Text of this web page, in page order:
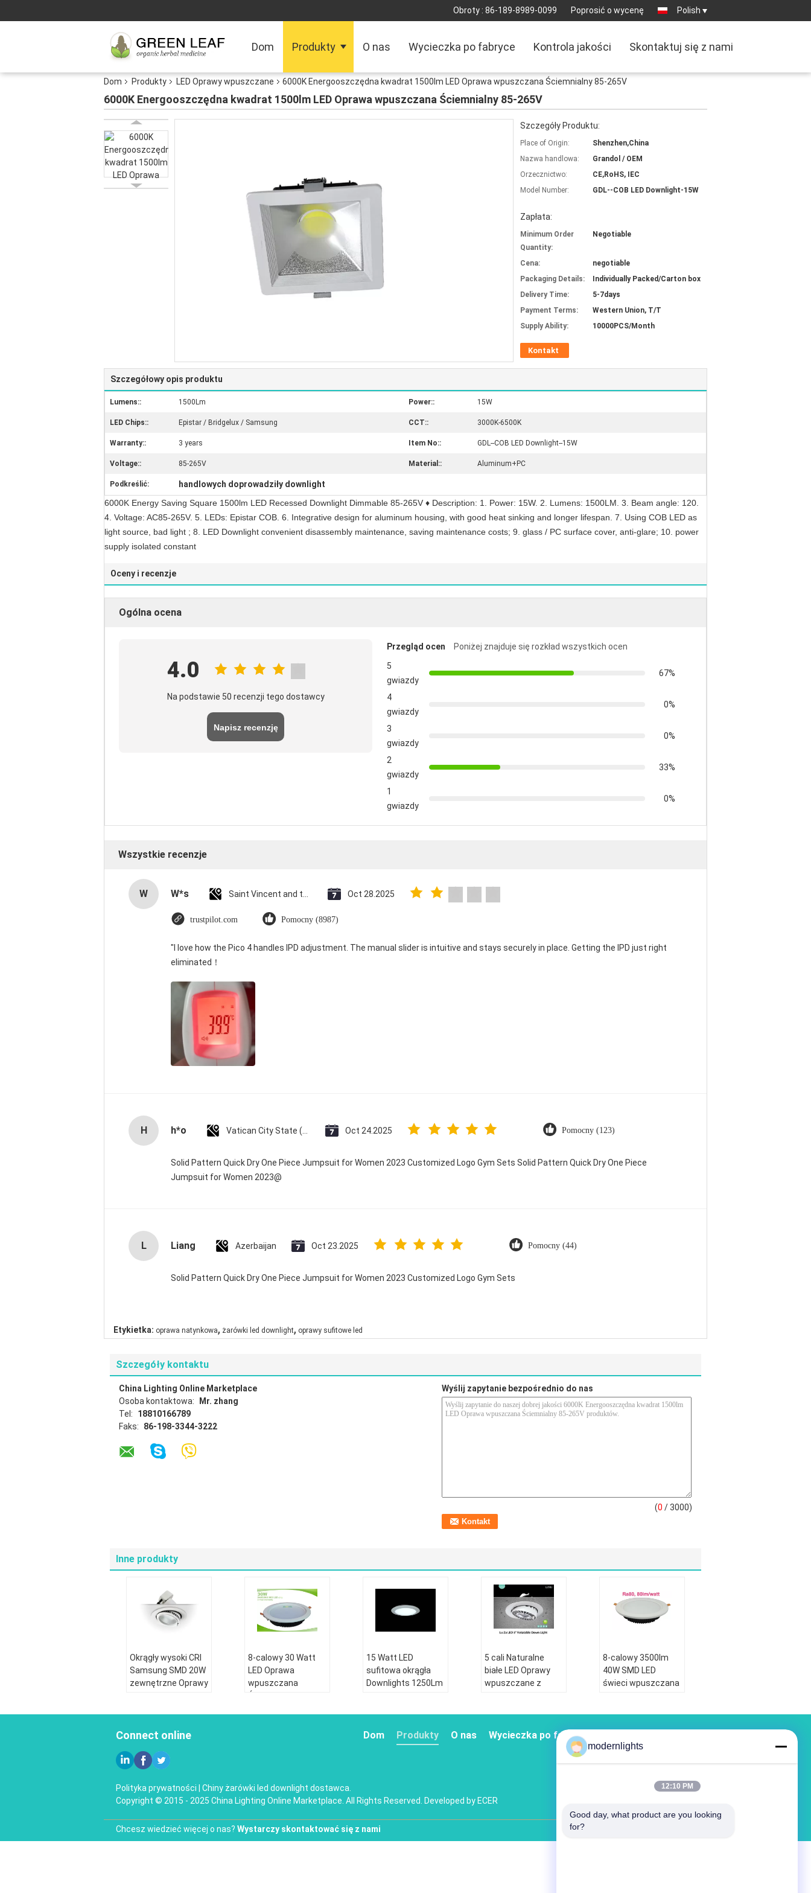
Obroty : 86-189-8989-0099 Poprosić o wycenę Polish
Dom Produkty O nas Wycieczka po fabryce Kontrola jakości Skontaktuj się z nami
Dom Produkty LED Oprawy wpuszczane 6000K Energooszczędna kwadrat 1500lm LED Oprawa wpuszczana Ściemnialny 85-265V
6000K Energooszczędna kwadrat 1500lm LED Oprawa wpuszczana Ściemnialny 85-265V
Szczegóły Produktu:
Place of Origin:
Shenzhen,China
Nazwa handlowa:
Grandol / OEM
Orzecznictwo:
CE,RoHS, IEC
Model Number:
GDL--COB LED Downlight-15W
Zapłata:
Minimum Order
Quantity:
Negotiable
Cena:
negotiable
Packaging Details:
Individually Packed/Carton box
Delivery Time:
5-7days
Payment Terms:
Western Union, T/T
Supply Ability:
10000PCS/Month
Kontakt
Szczegółowy opis produktu
Lumens:: 1500Lm Power:: 15W
LED Chips:: Epistar / Bridgelux / Samsung CCT:: 3000K-6500K
Warranty:: 3 years Item No:: GDL--COB LED Downlight--15W
Voltage:: 85-265V Material:: Aluminum+PC
Podkreślić:
handlowych doprowadziły downlight
6000K Energy Saving Square 1500lm LED Recessed Downlight Dimmable 85-265V ♦ Description: 1. Power: 15W. 2. Lumens: 1500LM. 3. Beam angle: 120.
4. Voltage: AC85-265V. 5. LEDs: Epistar COB. 6. Integrative design for aluminum housing, with good heat sinking and longer lifespan. 7. Using COB LED as
light source, bad light ; 8. LED Downlight convenient disassembly maintenance, saving maintenance costs; 9. glass / PC surface cover, anti-glare; 10. power
supply isolated constant
Oceny i recenzje
Ogólna ocena
4.0
Na podstawie 50 recenzji tego dostawcy
Napisz recenzję
Przegląd ocen
Poniżej znajduje się rozkład wszystkich ocen
5
gwiazdy
67%
4
gwiazdy
0%
3
gwiazdy
0%
2
gwiazdy
33%
1
gwiazdy
0%
Wszystkie recenzje
W W*s Oct 28.2025
trustpilot.com Pomocny (8987)
"I love how the Pico 4 handles IPD adjustment. The manual slider is intuitive and stays securely in place. Getting the IPD just right
eliminated！
H h*o Oct 24.2025 Pomocny (123)
Solid Pattern Quick Dry One Piece Jumpsuit for Women 2023 Customized Logo Gym Sets Solid Pattern Quick Dry One Piece
Jumpsuit for Women 2023@
L Liang Azerbaijan Oct 23.2025 Pomocny (44)
Solid Pattern Quick Dry One Piece Jumpsuit for Women 2023 Customized Logo Gym Sets
Etykietka: oprawa natynkowa, żarówki led downlight, oprawy sufitowe led
Szczegóły kontaktu
China Lighting Online Marketplace
Osoba kontaktowa:
Mr. zhang
Tel:
18810166789
Faks:
86-198-3344-3222
Wyślij zapytanie bezpośrednio do nas
(0 / 3000)
Inne produkty
Okrągły wysoki CRI
Samsung SMD 20W
zewnętrzne Oprawy
8-calowy 30 Watt
LED Oprawa
wpuszczana
15 Watt LED
sufitowa okrągła
Downlights 1250Lm
5 cali Naturalne
białe LED Oprawy
wpuszczane z
8-calowy 3500lm
40W SMD LED
świeci wpuszczana
Connect online Wycieczka po fabryce
O nas
Produkty
Dom
Polityka prywatności Chiny żarówki led downlight dostawca.
Copyright © 2015 - 2025 China Lighting Online Marketplace. All Rights Reserved. Developed by ECER
Oświetlenie Giełda China Online
Chcesz wiedzieć więcej o nas? Wystarczy skontaktować się z nami
modernlights
12:10 PM
Good day, what product are you looking
for?